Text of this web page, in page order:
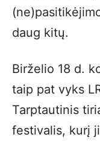
daug kitų.
Birželio 18 d.
taip pat vyks
Tarptautinis
festivalis, kurį